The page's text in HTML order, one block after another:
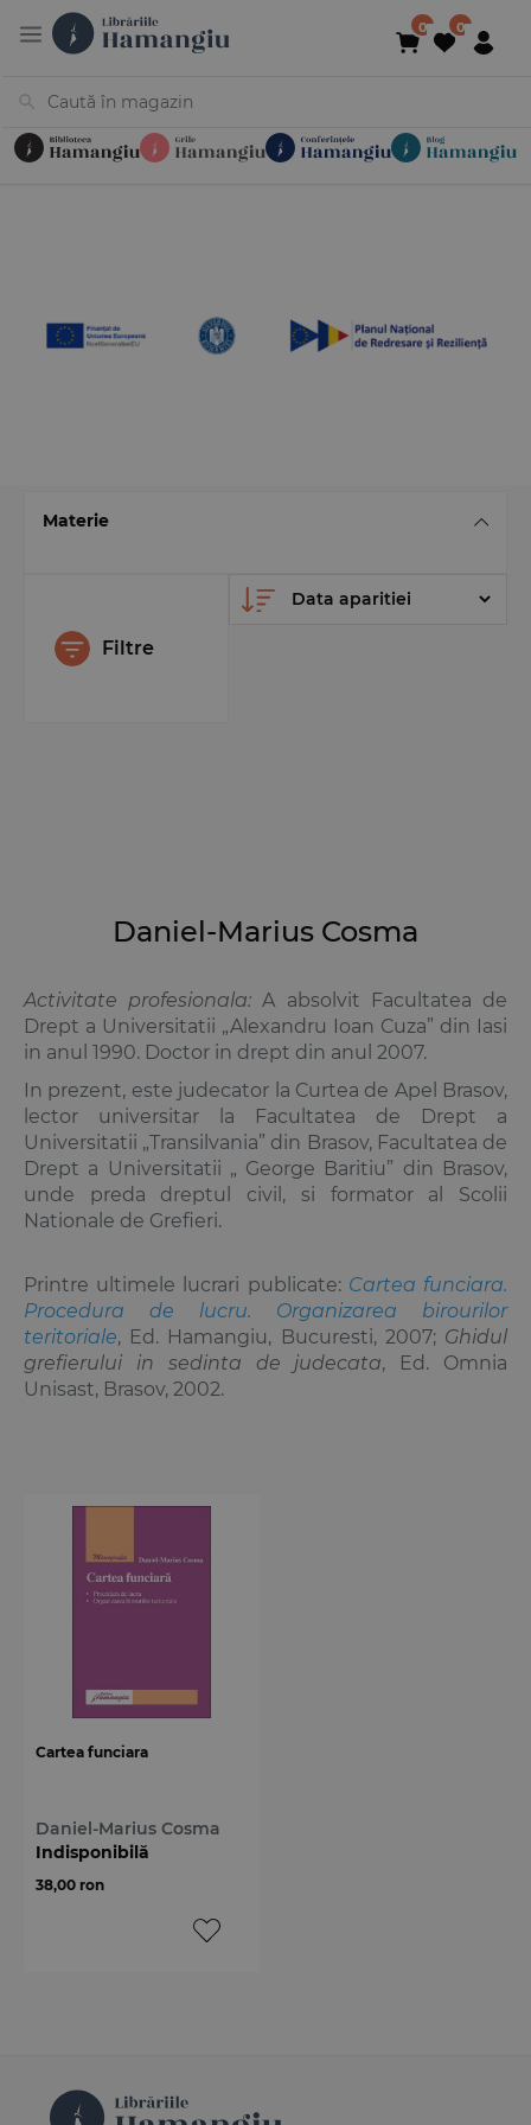
Materie
Filtre
Daniel-Marius Cosma
Activitate profesionala: A absolvit Facultatea de
Drept a Universitatii „Alexandru Ioan Cuza” din Iasi
in anul 1990. Doctor in drept din anul 2007.
In prezent, este judecator la Curtea de Apel Brasov,
lector universitar la Facultatea de Drept a
Universitatii „Transilvania” din Brasov, Facultatea de
Drept a Universitatii „ George Baritiu” din Brasov,
unde preda dreptul civil, si formator al Scolii
Nationale de Grefieri.
Printre ultimele lucrari publicate: Cartea funciara.
Procedura de lucru. Organizarea birourilor
teritoriale, Ed. Hamangiu, Bucuresti, 2007; Ghidul
grefierului in sedinta de judecata, Ed. Omnia
Unisast, Brasov, 2002.
Cartea funciara
Daniel-Marius Cosma
Indisponibilă
38,00 ron